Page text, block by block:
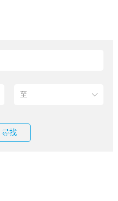
尋找